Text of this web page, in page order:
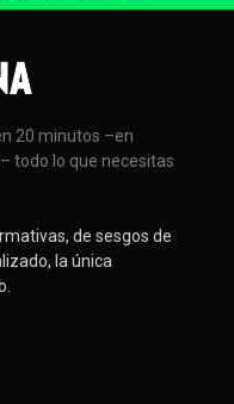
20 minutos –en
todo lo que necesitas
de sesgos de
la única